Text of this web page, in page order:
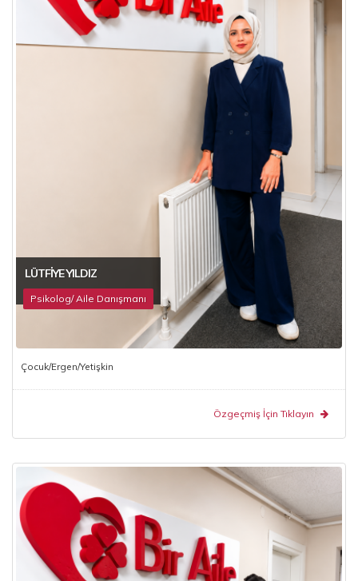
LÜTFIYE YILDIZ
Psikolog/ Aile Danışmanı
Çocuk/Ergen/Yetişkin
Özgeçmiş İçin Tıklayın